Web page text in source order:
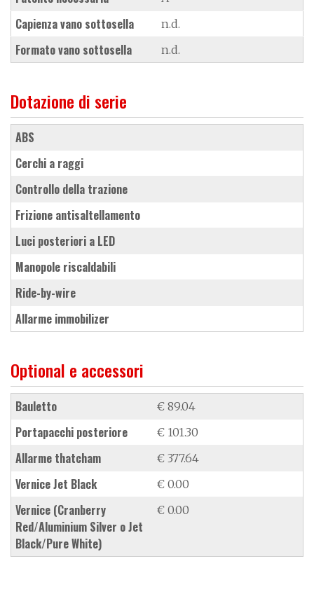
Capienza vano sottosella n.d.
Formato vano sottosella n.d.
Dotazione di serie
ABS
cerchi a raggi
controllo della trazione
frizione antisaltellamento
luci posteriori a LED
manopole riscaldabili
ride-by-wire
allarme immobilizer
Optional e accessori
bauletto € 89.04
portapacchi posteriore € 101.30
allarme thatcham € 377.64
vernice Jet Black € 0.00
vernice (Cranberry
Red/Aluminium Silver o Jet
Black/Pure White)
€ 0.00